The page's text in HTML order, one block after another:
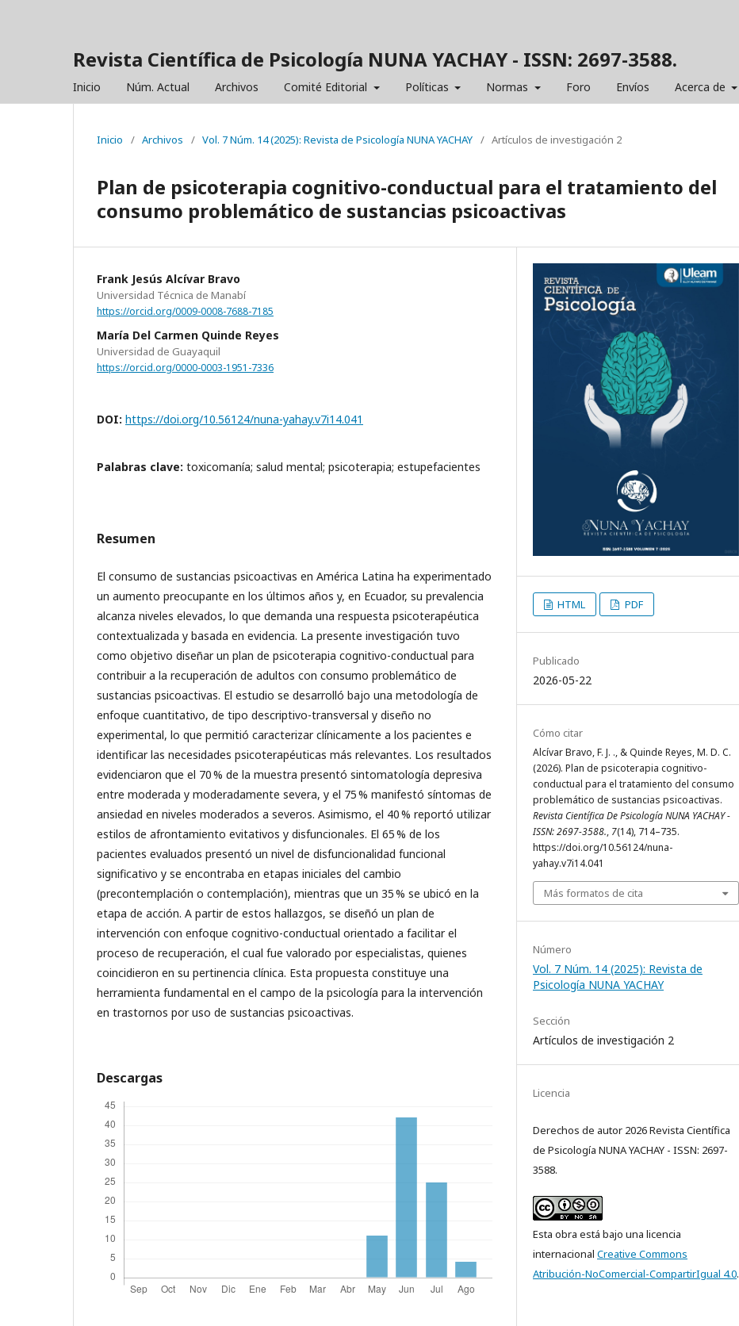
Revista Científica de Psicología NUNA YACHAY - ISSN: 2697-3588.
Inicio Núm. Actual Archivos Comité Editorial Políticas Normas Foro Envíos Acerca de
Inicio / Archivos / Vol. 7 Núm. 14 (2025): Revista de Psicología NUNA YACHAY / Artículos de investigación 2
Plan de psicoterapia cognitivo-conductual para el tratamiento del
consumo problemático de sustancias psicoactivas
Frank Jesús Alcívar Bravo
Universidad Técnica de Manabí
https://orcid.org/0009-0008-7688-7185
María Del Carmen Quinde Reyes
Universidad de Guayaquil
https://orcid.org/0000-0003-1951-7336
DOI: https://doi.org/10.56124/nuna-yahay.v7i14.041
Palabras clave: toxicomanía; salud mental; psicoterapia; estupefacientes
Resumen
El consumo de sustancias psicoactivas en América Latina ha experimentado
un aumento preocupante en los últimos años y, en Ecuador, su prevalencia
alcanza niveles elevados, lo que demanda una respuesta psicoterapéutica
contextualizada y basada en evidencia. La presente investigación tuvo
como objetivo diseñar un plan de psicoterapia cognitivo-conductual para
contribuir a la recuperación de adultos con consumo problemático de
sustancias psicoactivas. El estudio se desarrolló bajo una metodología de
enfoque cuantitativo, de tipo descriptivo-transversal y diseño no
experimental, lo que permitió caracterizar clínicamente a los pacientes e
identificar las necesidades psicoterapéuticas más relevantes. Los resultados
evidenciaron que el 70 % de la muestra presentó sintomatología depresiva
entre moderada y moderadamente severa, y el 75 % manifestó síntomas de
ansiedad en niveles moderados a severos. Asimismo, el 40 % reportó utilizar
estilos de afrontamiento evitativos y disfuncionales. El 65 % de los
pacientes evaluados presentó un nivel de disfuncionalidad funcional
significativo y se encontraba en etapas iniciales del cambio
(precontemplación o contemplación), mientras que un 35 % se ubicó en la
etapa de acción. A partir de estos hallazgos, se diseñó un plan de
intervención con enfoque cognitivo-conductual orientado a facilitar el
proceso de recuperación, el cual fue valorado por especialistas, quienes
coincidieron en su pertinencia clínica. Esta propuesta constituye una
herramienta fundamental en el campo de la psicología para la intervención
en trastornos por uso de sustancias psicoactivas.
Descargas
HTML PDF
Publicado
2026-05-22
Cómo citar
Alcívar Bravo, F. J. ., & Quinde Reyes, M. D. C.
(2026). Plan de psicoterapia cognitivo-
conductual para el tratamiento del consumo
problemático de sustancias psicoactivas.
Revista Científica De Psicología NUNA YACHAY -
ISSN: 2697-3588., 7(14), 714–735.
https://doi.org/10.56124/nuna-
yahay.v7i14.041
Más formatos de cita
Número
Vol. 7 Núm. 14 (2025): Revista de
Psicología NUNA YACHAY
Sección
Artículos de investigación 2
Licencia
Derechos de autor 2026 Revista Científica
de Psicología NUNA YACHAY - ISSN: 2697-
3588.
Esta obra está bajo una licencia
internacional Creative Commons
Atribución-NoComercial-CompartirIgual 4.0.